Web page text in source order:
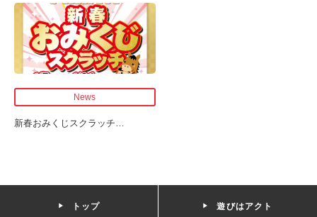
News
新春おみくじスクラッチ
トップ 遊びはアクト